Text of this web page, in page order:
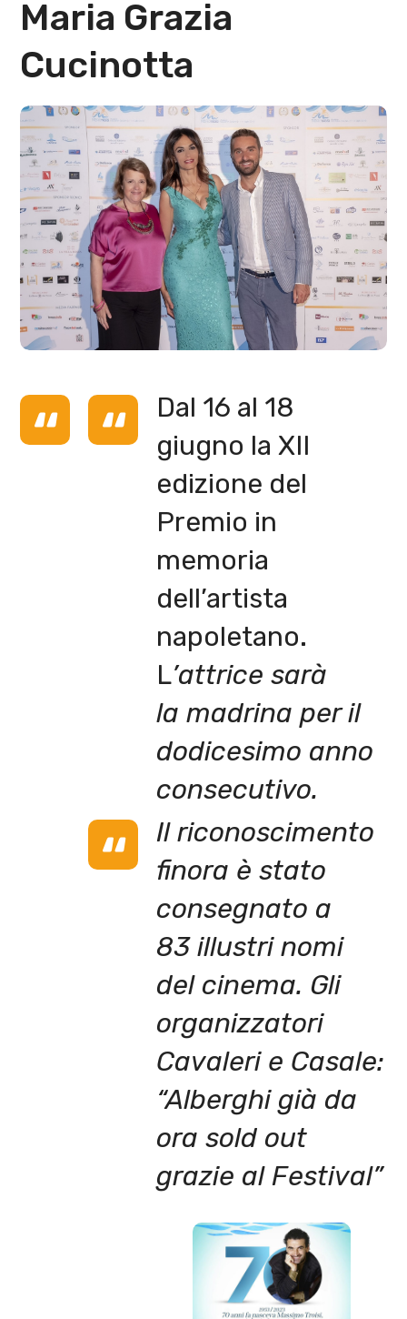
Maria Grazia
Cucinotta
Dal 16 al 18
giugno la XII
edizione del
Premio in
memoria
dell’artista
napoletano.
L’attrice sarà
la madrina per il
dodicesimo anno
consecutivo.
Il riconoscimento
finora è stato
consegnato a
83 illustri nomi
del cinema. Gli
organizzatori
Cavaleri e Casale:
“Alberghi già da
ora sold out
grazie al Festival”